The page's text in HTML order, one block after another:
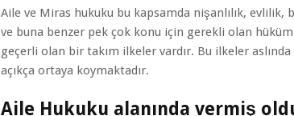
Aile ve Miras hukuku bu kapsamda nişanlılık,
ve buna benzer pek çok konu için gerekli olan
geçerli olan bir takım ilkeler vardır. Bu ilkeler aslında
açıkça ortaya koymaktadır.
Aile Hukuku alanında vermiş